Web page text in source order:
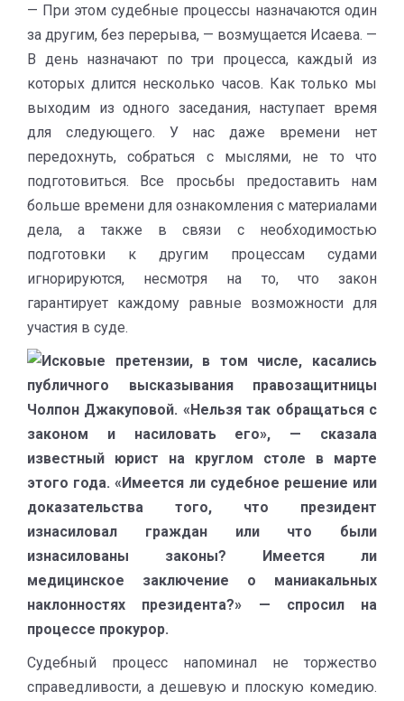
— При этом судебные процессы назначаются один
за другим, без перерыва, — возмущается Исаева. —
В день назначают по три процесса, каждый из
которых длится несколько часов. Как только мы
выходим из одного заседания, наступает время
для следующего. У нас даже времени нет
передохнуть, собраться с мыслями, не то что
подготовиться. Все просьбы предоставить нам
больше времени для ознакомления с материалами
дела, а также в связи с необходимостью
подготовки к другим процессам судами
игнорируются, несмотря на то, что закон
гарантирует каждому равные возможности для
участия в суде.
Исковые претензии, в том числе, касались
публичного высказывания правозащитницы
Чолпон Джакуповой. «Нельзя так обращаться с
законом и насиловать его», — сказала
известный юрист на круглом столе в марте
этого года. «Имеется ли судебное решение или
доказательства того, что президент
изнасиловал граждан или что были
изнасилованы законы? Имеется ли
медицинское заключение о маниакальных
наклонностях президента?» — спросил на
процессе прокурор.
Судебный процесс напоминал не торжество
справедливости, а дешевую и плоскую комедию.